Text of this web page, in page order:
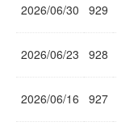
2026/06/30 929
2026/06/23 928
2026/06/16 927